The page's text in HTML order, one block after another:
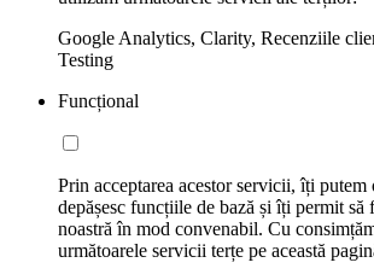
Google Analytics, Clarity, Recenziile
Testing
Funcțional
Prin acceptarea acestor servicii, îți
depășesc funcțiile de bază și îți permit să
noastră în mod convenabil. Cu
următoarele servicii terțe pe această